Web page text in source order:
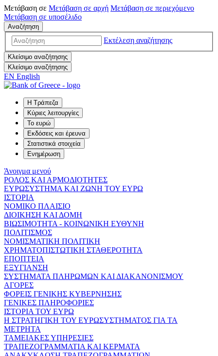
Μετάβαση σε Μετάβαση σε αρχή Μετάβαση σε περιεχόμενο
Μετάβαση σε υποσέλιδο
Αναζήτηση
Εκτέλεση αναζήτησης
Κλείσιμο αναζήτησης
Κλείσιμο αναζήτησης
EN English
Η Τράπεζα
Κύριες λειτουργίες
Το ευρώ
Εκδόσεις και έρευνα
Στατιστικά στοιχεία
Ενημέρωση
Άνοιγμα μενού
ΡΟΛΟΣ ΚΑΙ ΑΡΜΟΔΙΟΤΗΤΕΣ
ΕΥΡΩΣΥΣΤΗΜΑ ΚΑΙ ΖΩΝΗ ΤΟΥ ΕΥΡΩ
ΙΣΤΟΡΙΑ
ΝΟΜΙΚΟ ΠΛΑΙΣΙΟ
ΔΙΟΙΚΗΣΗ ΚΑΙ ΔΟΜΗ
ΒΙΩΣΙΜΟΤΗΤΑ - ΚΟΙΝΩΝΙΚΗ ΕΥΘΥΝΗ
ΠΟΛΙΤΙΣΜΟΣ
ΝΟΜΙΣΜΑΤΙΚΗ ΠΟΛΙΤΙΚΗ
ΧΡΗΜΑΤΟΠΙΣΤΩΤΙΚΗ ΣΤΑΘΕΡΟΤΗΤΑ
ΕΠΟΠΤΕΙΑ
ΕΞΥΓΙΑΝΣΗ
ΣΥΣΤΗΜΑΤΑ ΠΛΗΡΩΜΩΝ ΚΑΙ ΔΙΑΚΑΝΟΝΙΣΜΟΥ
ΑΓΟΡΕΣ
ΦΟΡΕΙΣ ΓΕΝΙΚΗΣ ΚΥΒΕΡΝΗΣΗΣ
ΓΕΝΙΚΕΣ ΠΛΗΡΟΦΟΡΙΕΣ
ΙΣΤΟΡΙΑ ΤΟΥ ΕΥΡΩ
Η ΣΤΡΑΤΗΓΙΚΗ ΤΟΥ ΕΥΡΩΣΥΣΤΗΜΑΤΟΣ ΓΙΑ ΤΑ
ΜΕΤΡΗΤΑ
ΤΑΜΕΙΑΚΕΣ ΥΠΗΡΕΣΙΕΣ
ΤΡΑΠΕΖΟΓΡΑΜΜΑΤΙΑ ΚΑΙ ΚΕΡΜΑΤΑ